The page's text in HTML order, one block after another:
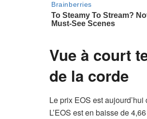
Vue à court
de la corde
Le prix EOS est
L’EOS est en baisse de